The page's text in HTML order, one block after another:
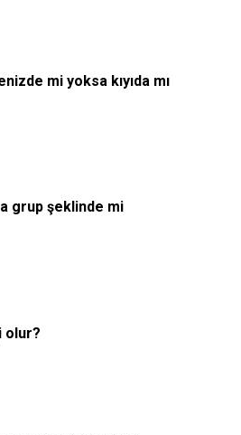
mi yoksa kıyıda mı
grup şeklinde mi
olur?